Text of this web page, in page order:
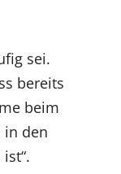
sei.
bereits
beim
in den